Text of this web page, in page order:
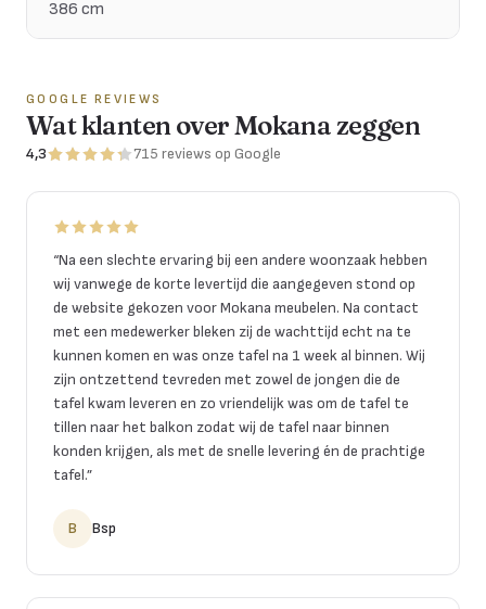
386 cm
GOOGLE REVIEWS
Wat klanten over Mokana zeggen
4,3 715 reviews op Google
“Na een slechte ervaring bij een andere woonzaak hebben
wij vanwege de korte levertijd die aangegeven stond op
de website gekozen voor Mokana meubelen. Na contact
met een medewerker bleken zij de wachttijd echt na te
kunnen komen en was onze tafel na 1 week al binnen. Wij
zijn ontzettend tevreden met zowel de jongen die de
tafel kwam leveren en zo vriendelijk was om de tafel te
tillen naar het balkon zodat wij de tafel naar binnen
konden krijgen, als met de snelle levering én de prachtige
tafel.”
B Bsp